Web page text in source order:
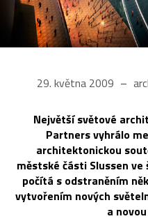
29. května 2009
Největší světové
Partners vyhrálo
architektonickou
městské části Slussen
počítá s odstraněním
vytvořením nových
a